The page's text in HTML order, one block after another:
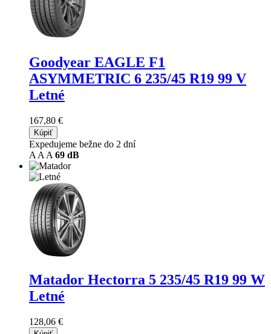
Goodyear EAGLE F1
ASYMMETRIC 6 235/45 R19 99 V
Letné
167,80 €
Kúpiť
Expedujeme bežne do 2 dní
A A A 69 dB
Matador Hectorra 5 235/45 R19 99 W
Letné
128,06 €